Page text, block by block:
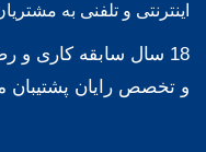
اینترنتی و تلفنی به
18 سال سابقه کاری و
و تخصص رایان پشتیبان